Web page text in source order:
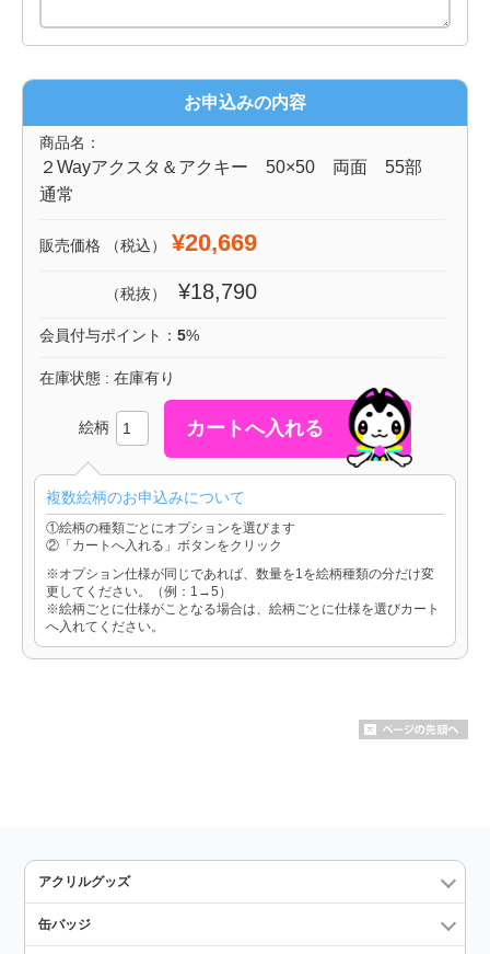
お申込みの内容
商品名：
２Wayアクスタ＆アクキー 50×50 両面 55部
通常
販売価格 （税込） ¥20,669
（税抜） ¥18,790
会員付与ポイント： 5%
在庫状態 : 在庫有り
絵柄
複数絵柄のお申込みについて
①絵柄の種類ごとにオプションを選びます
②「カートへ入れる」ボタンをクリック
※オプション仕様が同じであれば、数量を1を絵柄種類の分だけ変
更してください。（例：1→5）
※絵柄ごとに仕様がことなる場合は、絵柄ごとに仕様を選びカート
へ入れてください。
アクリルグッズ
缶バッジ